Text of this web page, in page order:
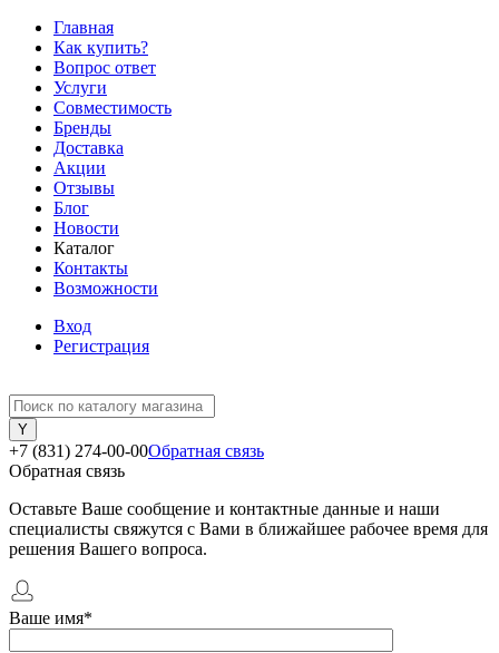
Главная
Как купить?
Вопрос ответ
Услуги
Совместимость
Бренды
Доставка
Акции
Отзывы
Блог
Новости
Каталог
Контакты
Возможности
Вход
Регистрация
+7 (831) 274-00-00Обратная связь
Обратная связь
Оставьте Ваше сообщение и контактные данные и наши
специалисты свяжутся с Вами в ближайшее рабочее время для
решения Вашего вопроса.
Ваше имя*